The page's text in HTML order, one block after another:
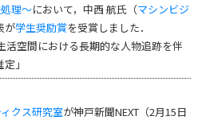
理～において，中西 航氏（マシンビジ
が学生奨励賞を受賞しました．
活空間における長期的な人物追跡を伴
」
クス研究室が神戸新聞NEXT（2月15日